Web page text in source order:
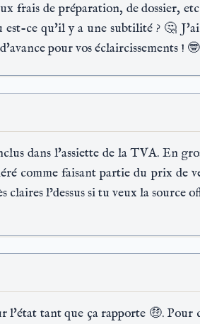
frais de préparation, de dossier,
ce qu'il y a une subtilité ? 🤔
pour vos éclaircissements ! 🤓
dans l'assiette de la TVA. En
comme faisant partie du prix
l’dessus si tu veux la source
l'état tant que ça rapporte 🤑. Pour